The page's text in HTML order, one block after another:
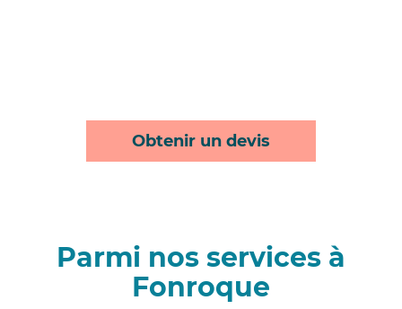
Obtenir un devis
Parmi nos services à
Fonroque